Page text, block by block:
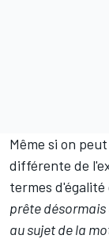
Même si on
différente de
termes
prête désormais
au sujet de la